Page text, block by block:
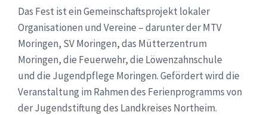
Das Fest ist ein Gemeinschaftsprojekt lokaler
Organisationen und Vereine – darunter der MTV
Moringen, SV Moringen, das Mütterzentrum
Moringen, die Feuerwehr, die Löwenzahnschule
und die Jugendpflege Moringen. Gefördert wird die
Veranstaltung im Rahmen des Ferienprogramms von
der Jugendstiftung des Landkreises Northeim.